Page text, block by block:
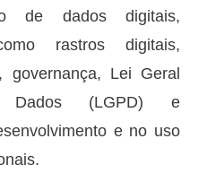
de dados digitais,
rastros digitais,
governança, Lei Geral
(LGPD) e
e no uso